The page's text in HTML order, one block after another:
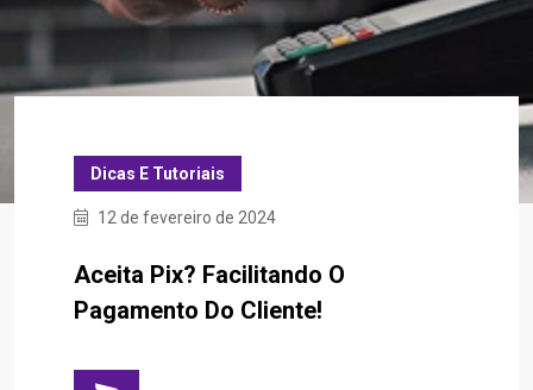
Dicas E Tutoriais
12 de fevereiro de 2024
Aceita Pix? Facilitando O
Pagamento Do Cliente!